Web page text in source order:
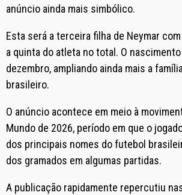
anúncio ainda mais simbólico.
Esta será a terceira filha de Neymar
a quinta do atleta no total. O
dezembro, ampliando ainda mais a
brasileiro.
O anúncio acontece em meio à
Mundo de 2026, período em que o
dos principais nomes do futebol
dos gramados em algumas partidas.
A publicação rapidamente repercutiu